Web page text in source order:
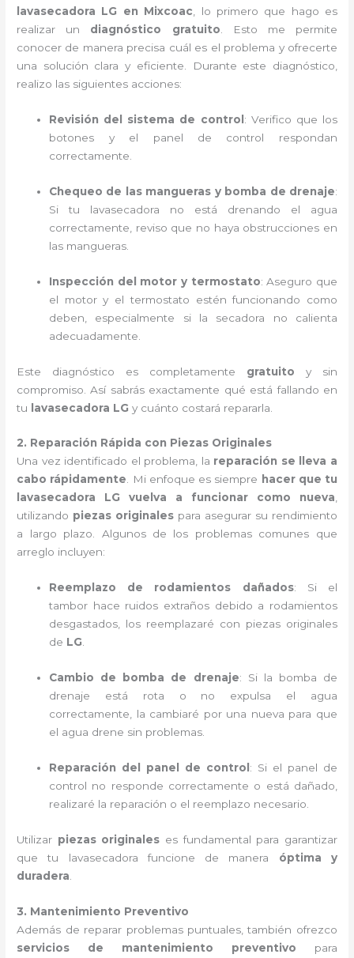
lavasecadora LG en Mixcoac , lo primero que hago es
realizar un diagnóstico gratuito . Esto me permite
conocer de manera precisa cuál es el problema y ofrecerte
una solución clara y eficiente. Durante este diagnóstico,
realizo las siguientes acciones:
Revisión del sistema de control : Verifico que los
botones y el panel de control respondan
correctamente.
Chequeo de las mangueras y bomba de drenaje:
Si tu lavasecadora no está drenando el agua
correctamente, reviso que no haya obstrucciones en
las mangueras.
Inspección del motor y termostato: Aseguro que
el motor y el termostato estén funcionando como
deben, especialmente si la secadora no calienta
adecuadamente.
Este diagnóstico es completamente gratuito y sin
compromiso. Así sabrás exactamente qué está fallando en
tu lavasecadora LG y cuánto costará repararla.
2. Reparación Rápida con Piezas Originales
Una vez identificado el problema, la reparación se lleva a
cabo rápidamente. Mi enfoque es siempre hacer que tu
lavasecadora LG vuelva a funcionar como nueva,
utilizando piezas originales para asegurar su rendimiento
a largo plazo. Algunos de los problemas comunes que
arreglo incluyen:
Reemplazo de rodamientos dañados: Si el
tambor hace ruidos extraños debido a rodamientos
desgastados, los reemplazaré con piezas originales
de LG.
Cambio de bomba de drenaje: Si la bomba de
drenaje está rota o no expulsa el agua
correctamente, la cambiaré por una nueva para que
el agua drene sin problemas.
Reparación del panel de control : Si el panel de
control no responde correctamente o está dañado,
realizaré la reparación o el reemplazo necesario.
Utilizar piezas originales es fundamental para garantizar
que tu lavasecadora funcione de manera óptima y
duradera
3. Mantenimiento Preventivo
Además de reparar problemas puntuales, también ofrezco
servicios de mantenimiento preventivo para